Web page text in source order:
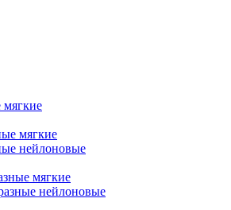
мягкие
мягкие
нейлоновые
мягкие
нейлоновые